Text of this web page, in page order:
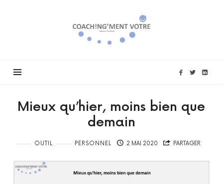
Coach!ng'ment
vôtre
Mieux qu’hier, moins bien que
demain
OUTIL PERSONNEL 2 MAI 2020 PARTAGER